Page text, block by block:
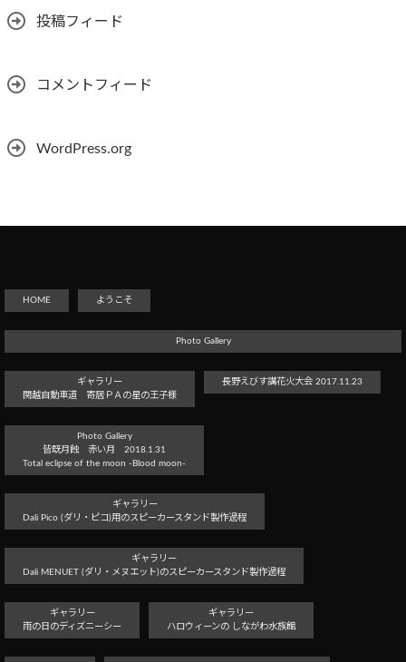
投稿フィード
コメントフィード
WordPress.org
HOME ようこそ
Photo Gallery
ギャラリー
関越自動車道 寄居ＰＡの星の王子様
長野えびす講花火大会 2017.11.23
Photo Gallery
皆既月蝕 赤い月 2018.1.31
Total eclipse of the moon -Blood moon-
ギャラリー
Dali Pico (ダリ・ピコ)用のスピーカースタンド製作過程
ギャラリー
Dali MENUET (ダリ・メヌエット)のスピーカースタンド製作過程
ギャラリー
雨の日のディズニーシー
ギャラリー
ハロウィーンの しながわ水族館